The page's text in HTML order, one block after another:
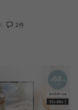
2件